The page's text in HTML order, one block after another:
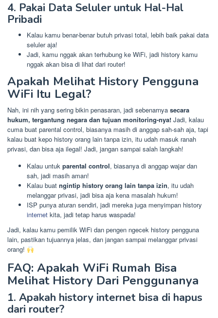
4. Pakai Data Seluler untuk Hal-Hal
Pribadi
Kalau kamu benar-benar butuh privasi total, lebih baik pakai data
seluler aja!
Jadi, kamu nggak akan terhubung ke WiFi, jadi history kamu
nggak akan bisa di lihat dari router!
Apakah Melihat History Pengguna
WiFi Itu Legal?
Nah, ini nih yang sering bikin penasaran, jadi sebenarnya secara
hukum, tergantung negara dan tujuan monitoring-nya! Jadi, kalau
cuma buat parental control, biasanya masih di anggap sah-sah aja, tapi
kalau buat kepo history orang lain tanpa izin, itu udah masuk ranah
privasi, dan bisa aja ilegal! Jadi, jangan sampai salah langkah!
Kalau untuk parental control, biasanya di anggap wajar dan
sah, jadi masih aman!
Kalau buat ngintip history orang lain tanpa izin, itu udah
melanggar privasi, jadi bisa aja kena masalah hukum!
ISP punya aturan sendiri, jadi mereka juga menyimpan history
internet kita, jadi tetap harus waspada!
Jadi, kalau kamu pemilik WiFi dan pengen ngecek history pengguna
lain, pastikan tujuannya jelas, dan jangan sampai melanggar privasi
orang!
FAQ: Apakah WiFi Rumah Bisa
Melihat History Dari Penggunanya
1. Apakah history internet bisa di hapus
dari router?